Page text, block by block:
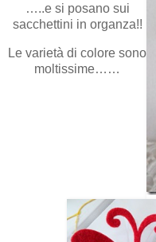
…..e si posano sui
sacchettini in organza!!
Le varietà di colore sono
moltissime……